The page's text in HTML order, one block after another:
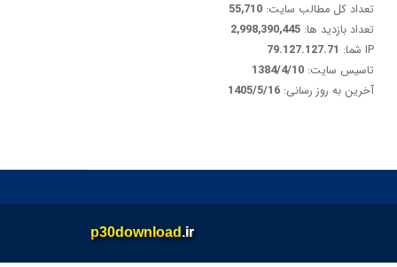
تعداد کل مطالب سایت: 55,710
تعداد بازدید ها: 2,998,390,445
IP شما:
79.127.127.71
تاسیس سایت: 1384/4/10
آخرین به روز رسانی: 1405/5/16
p30download